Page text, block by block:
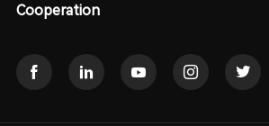
Cooperation